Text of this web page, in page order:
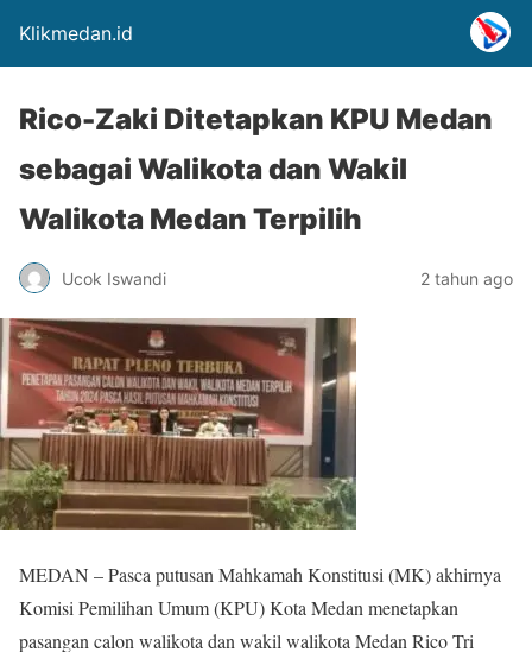
Klikmedan.id
Rico-Zaki Ditetapkan KPU Medan
sebagai Walikota dan Wakil
Walikota Medan Terpilih
Ucok Iswandi 2 tahun ago
MEDAN – Pasca putusan Mahkamah Konstitusi (MK) akhirnya
Komisi Pemilihan Umum (KPU) Kota Medan menetapkan
pasangan calon walikota dan wakil walikota Medan Rico Tri